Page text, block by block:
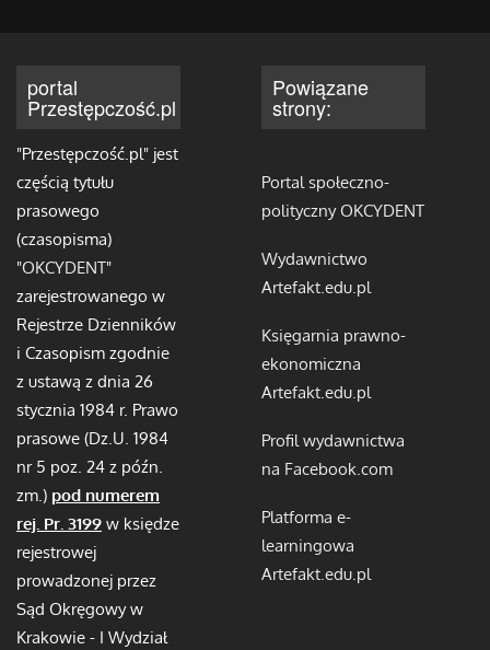
portal
Przestępczość.pl
"Przestępczość.pl" jest
częścią tytułu
prasowego
(czasopisma)
"OKCYDENT"
zarejestrowanego w
Rejestrze Dzienników
i Czasopism zgodnie
z ustawą z dnia 26
stycznia 1984 r. Prawo
prasowe (Dz.U. 1984
nr 5 poz. 24 z późn.
zm.) pod numerem
rej. Pr. 3199 w księdze
rejestrowej
prowadzonej przez
Sąd Okręgowy w
Krakowie - I Wydział
Powiązane
strony:
Portal społeczno-
polityczny OKCYDENT
Wydawnictwo
Artefakt.edu.pl
Księgarnia prawno-
ekonomiczna
Artefakt.edu.pl
Profil wydawnictwa
na Facebook.com
Platforma e-
learningowa
Artefakt.edu.pl